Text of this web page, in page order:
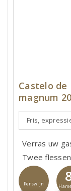
Castelo de
magnum
Fris,
Verras uw
Twee
Perswijn